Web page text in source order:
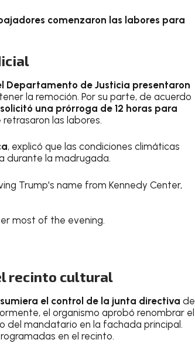
comenzaron las labores para
Departamento de Justicia presentaron
la remoción. Por su parte, de acuerdo
una prórroga de 12 horas para
las labores.
, explicó que las condiciones climáticas
durante la madrugada.
Trump's name from Kennedy Center,
most of the evening.
recinto cultural
el control de la junta directiva del
el organismo aprobó renombrar el
del mandatario en la fachada principal.
en el recinto.